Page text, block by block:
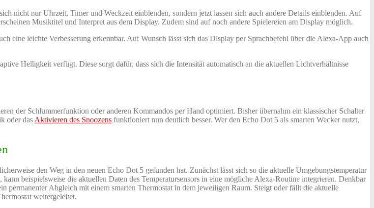
nicht nur Uhrzeit, Timer und Weckzeit einblenden, sondern jetzt lassen sich auch andere Details einblenden. Auf
Musiktitel und Interpret aus dem Display. Zudem sind auf noch andere Spielereien am Display möglich.
eine leichte Verbesserung erkennbar. Auf Wunsch lässt sich das Display per Sprachbefehl über die Alexa-App auch
Helligkeit verfügt. Diese sorgt dafür, dass sich die Intensität automatisch an die aktuellen Lichtverhältnisse
der Schlummerfunktion oder anderen Kommandos per Hand optimiert. Bisher übernahm ein klassischer Schalter
oder das Aktivieren des Snoozens funktioniert nun deutlich besser. Wer den Echo Dot 5 als smarten Wecker nutzt,
den Weg in den neuen Echo Dot 5 gefunden hat. Zunächst lässt sich so die aktuelle Umgebungstemperatur
beispielsweise die aktuellen Daten des Temperatursensors in eine mögliche Alexa-Routine integrieren. Denkbar
permanenter Abgleich mit einem smarten Thermostat in dem jeweiligen Raum. Steigt oder fällt die aktuelle
weitergeleitet.